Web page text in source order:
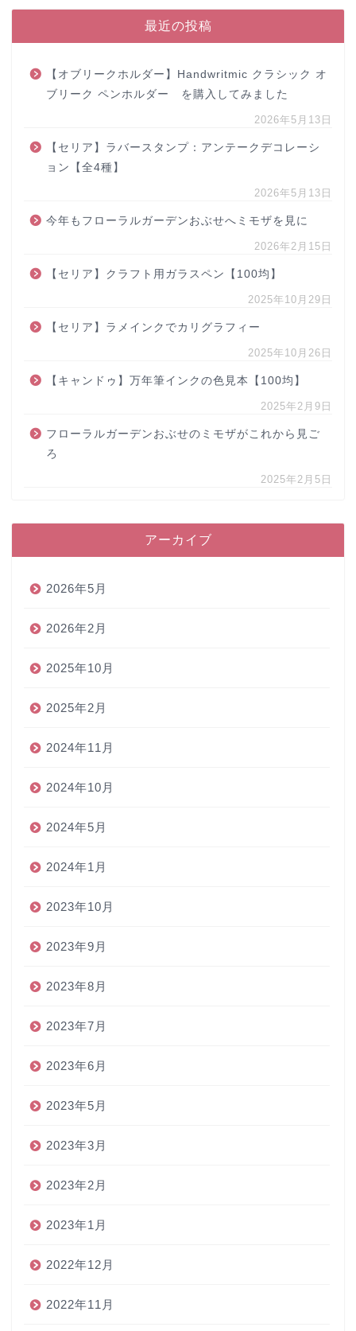
最近の投稿
【オブリークホルダー】Handwritmic クラシック オ
ブリーク ペンホルダー を購入してみました
2026年5月13日
【セリア】ラバースタンプ：アンテークデコレーシ
ョン【全4種】
2026年5月13日
今年もフローラルガーデンおぶせへミモザを見に
2026年2月15日
【セリア】クラフト用ガラスペン【100均】
2025年10月29日
【セリア】ラメインクでカリグラフィー
2025年10月26日
【キャンドゥ】万年筆インクの色見本【100均】
2025年2月9日
フローラルガーデンおぶせのミモザがこれから見ご
ろ
2025年2月5日
アーカイブ
2026年5月
2026年2月
2025年10月
2025年2月
2024年11月
2024年10月
2024年5月
2024年1月
2023年10月
2023年9月
2023年8月
2023年7月
2023年6月
2023年5月
2023年3月
2023年2月
2023年1月
2022年12月
2022年11月